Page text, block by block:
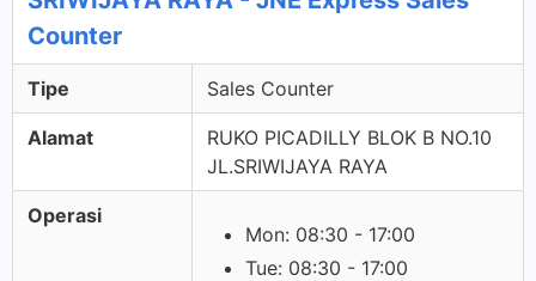
Counter
Tipe Sales Counter
Alamat
RUKO PICADILLY BLOK B NO.10
JL.SRIWIJAYA RAYA
Operasi
Mon: 08:30 - 17:00
Tue: 08:30 - 17:00